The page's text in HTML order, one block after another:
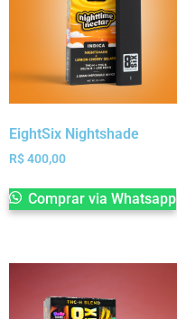
EightSix Nightshade
R$400,00
Comprar via Whatsapp